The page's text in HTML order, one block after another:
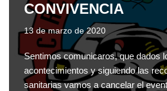
CONVIVENCIA
13 de marzo de 2020
Sentimos comunicaros, que dados
acontecimientos y siguiendo las
sanitarias vamos a cancelar el